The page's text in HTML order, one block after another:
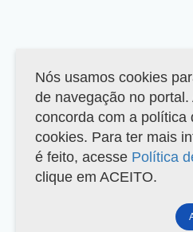
Nós usamos cookies
de navegação no
concorda com a política
cookies. Para ter mais
é feito, acesse Política
clique em ACEITO.